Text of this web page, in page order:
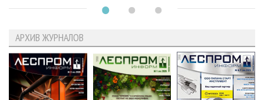
АРХИВ ЖУРНАЛОВ